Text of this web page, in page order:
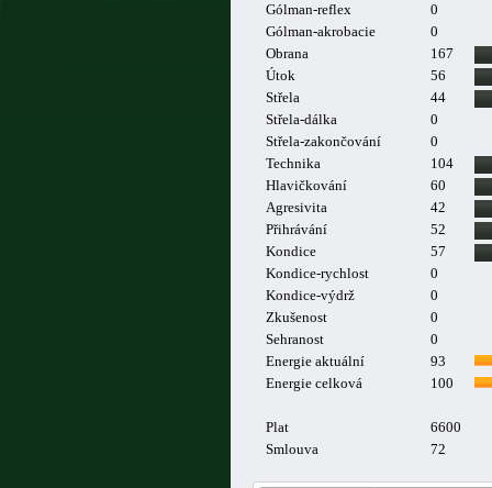
Gólman-reflex
0
Gólman-akrobacie
0
Obrana
167
Útok
56
Střela
44
Střela-dálka
0
Střela-zakončování
0
Technika
104
Hlavičkování
60
Agresivita
42
Přihrávání
52
Kondice
57
Kondice-rychlost
0
Kondice-výdrž
0
Zkušenost
0
Sehranost
0
Energie aktuální
93
Energie celková
100
Plat
6600
Smlouva
72